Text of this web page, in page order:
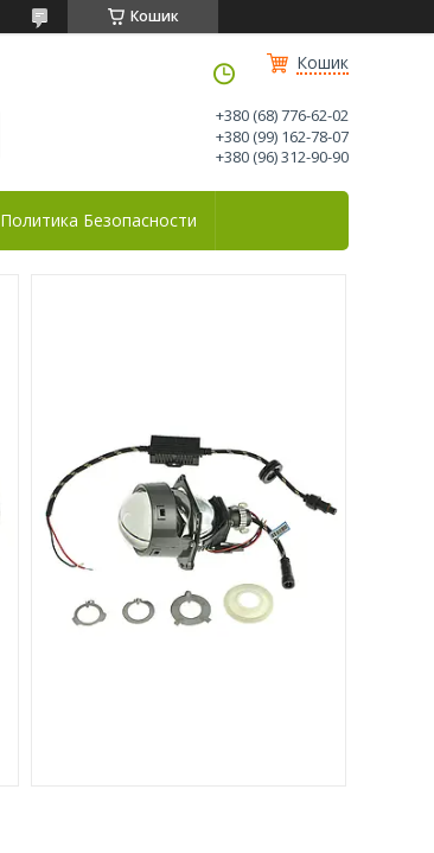
Кошик
Кошик
+380 (68) 776-62-02
+380 (99) 162-78-07
+380 (96) 312-90-90
Политика Безопасности